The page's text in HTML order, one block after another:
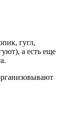
гугл,
а есть еще